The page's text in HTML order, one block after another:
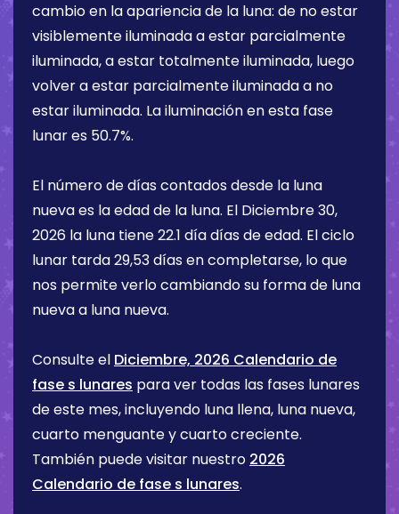
cambio en la apariencia de la luna: de no estar
visiblemente iluminada a estar parcialmente
iluminada, a estar totalmente iluminada, luego
volver a estar parcialmente iluminada a no
estar iluminada. La iluminación en esta fase
lunar es 50.7%.
El número de días contados desde la luna
nueva es la edad de la luna. El Diciembre 30,
2026 la luna tiene22.1 díadías de edad. El ciclo
lunar tarda 29,53 días en completarse, lo que
nos permite verlo cambiando su forma de luna
nueva a luna nueva.
Consulte el Diciembre, 2026 Calendario de
fase s lunares para ver todas las fases lunares
de este mes, incluyendo luna llena, luna nueva,
cuarto menguante y cuarto creciente.
También puede visitar nuestro 2026
Calendario de fase s lunares.